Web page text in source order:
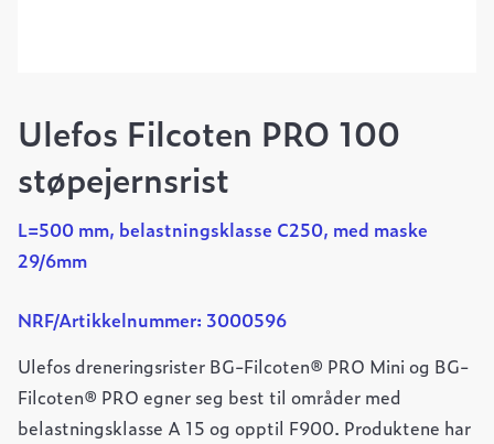
Ulefos Filcoten PRO 100
støpejernsrist
L=500 mm, belastningsklasse C250, med maske
29/6mm
NRF/Artikkelnummer: 3000596
Ulefos dreneringsrister BG-Filcoten® PRO Mini og BG-
Filcoten® PRO egner seg best til områder med
belastningsklasse A 15 og opptil F900. Produktene har